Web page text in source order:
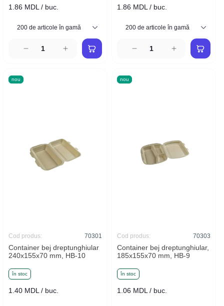
1.86 MDL / buc. 1.86 MDL / buc.
nou
în stoc
Container bej dreptunghiular
240x155x70 mm, HB-10
Cod produs: 70301
1.40 MDL / buc.
nou
în stoc
Container bej dreptunghiular,
185x155x70 mm, HB-9
Cod produs: 70303
1.06 MDL / buc.